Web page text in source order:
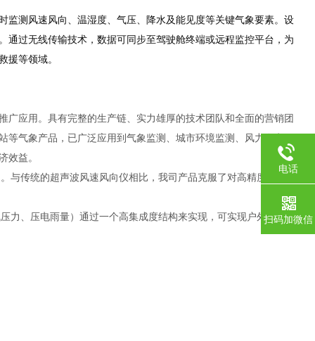
测风速风向、温湿度、气压、降水及能见度等关键气象要素。设
过无线传输技术，数据可同步至驾驶舱终端或远程监控平台，为
援等领域。
应用。具有完整的生产链、实力雄厚的技术团队和全面的营销团
气象产品，已广泛应用到气象监测、城市环境监测、风力发电、
效益。
与传统的超声波风速风向仪相比，我司产品克服了对高精度计时器
力、压电雨量）通过一个高集成度结构来实现，可实现户外气象参
电话
扫码加微信